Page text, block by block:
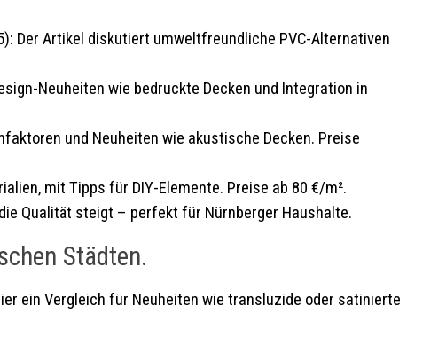
Der Artikel diskutiert umweltfreundliche PVC-Alternativen
Neuheiten wie bedruckte Decken und Integration in
und Neuheiten wie akustische Decken. Preise
mit Tipps für DIY-Elemente. Preise ab 80 €/m².
Qualität steigt – perfekt für Nürnberger Haushalte.
Städten.
ein Vergleich für Neuheiten wie transluzide oder satinierte